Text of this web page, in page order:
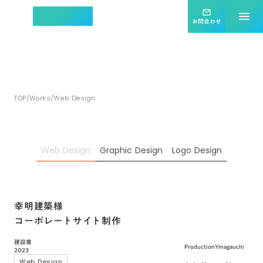
集客効果を最大化する mail_outline
お問合わせ menu
TOP/Works/Web Design
Web Design Graphic Design Logo Design
幸明建築様
コーポレートサイト制作
建設業
2023 ProductionYmagauchi